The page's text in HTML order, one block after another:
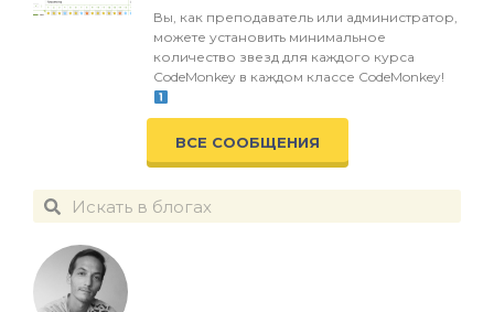
ВСЕ СООБЩЕНИЯ
Вы, как преподаватель или администратор,
можете установить минимальное
количество звезд для каждого курса
CodeMonkey в каждом классе CodeMonkey!